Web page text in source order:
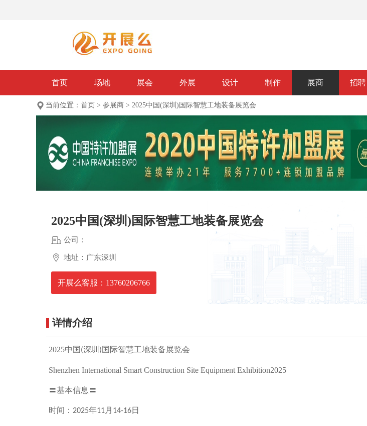
首页 场地 展会 外展 设计 制作 展商 招聘
当前位置： 首页 > 参展商 > 2025中国(深圳)国际智慧工地装备展览会
2025中国(深圳)国际智慧工地装备展览会
公司：
地址：广东深圳
开展么客服：13760206766
详情介绍
2025中国 (深圳 )国际智慧工地装备展览会
Shenzhen International Smart Construction Site Equipment Exhibition2025
〓基本信息〓
时间： 2025年11月 14-16日